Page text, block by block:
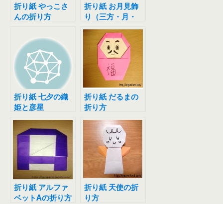
折り紙 やっこさ
んの折り方
折り紙 お月見飾
り（三方・月・
雲）の折り方
折り紙 七夕の織
姫と彦星
折り紙 だるまの
折り方
折り紙 アルファ
ベットAの折り方
折り紙 天使の折
り方